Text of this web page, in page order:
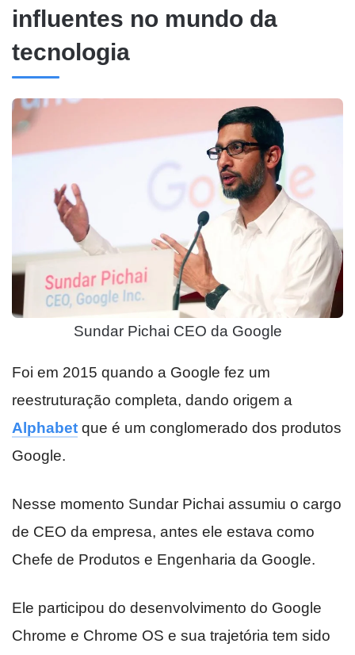
influentes no mundo da
tecnologia
Sundar Pichai CEO da Google
Foi em 2015 quando a Google fez um
reestruturação completa, dando origem a
Alphabet que é um conglomerado dos produtos
Google.
Nesse momento Sundar Pichai assumiu o cargo
de CEO da empresa, antes ele estava como
Chefe de Produtos e Engenharia da Google.
Ele participou do desenvolvimento do Google
Chrome e Chrome OS e sua trajetória tem sido